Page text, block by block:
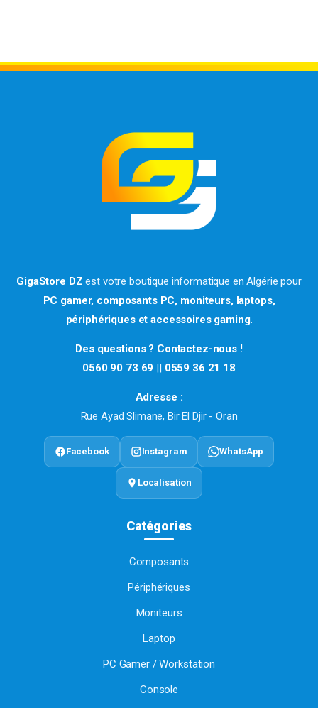
GigaStore DZ est votre boutique informatique en Algérie pour
PC gamer, composants PC, moniteurs, laptops,
périphériques et accessoires gaming.
Des questions ? Contactez-nous !
0560 90 73 69 || 0559 36 21 18
Adresse :
Rue Ayad Slimane, Bir El Djir - Oran
Facebook Instagram WhatsApp
Localisation
Catégories
Composants
Périphériques
Moniteurs
Laptop
PC Gamer / Workstation
Console